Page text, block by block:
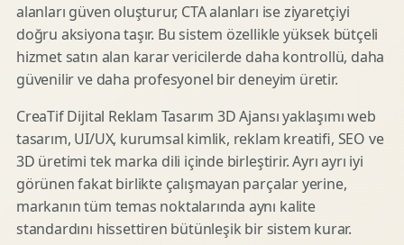
alanları güven oluşturur, CTA alanları ise ziyaretçiyi
doğru aksiyona taşır. Bu sistem özellikle yüksek bütçeli
hizmet satın alan karar vericilerde daha kontrollü, daha
güvenilir ve daha profesyonel bir deneyim üretir.
CreaTif Dijital Reklam Tasarım 3D Ajansı yaklaşımı web
tasarım, UI/UX, kurumsal kimlik, reklam kreatifi, SEO ve
3D üretimi tek marka dili içinde birleştirir. Ayrı ayrı iyi
görünen fakat birlikte çalışmayan parçalar yerine,
markanın tüm temas noktalarında aynı kalite
standardını hissettiren bütünleşik bir sistem kurar.